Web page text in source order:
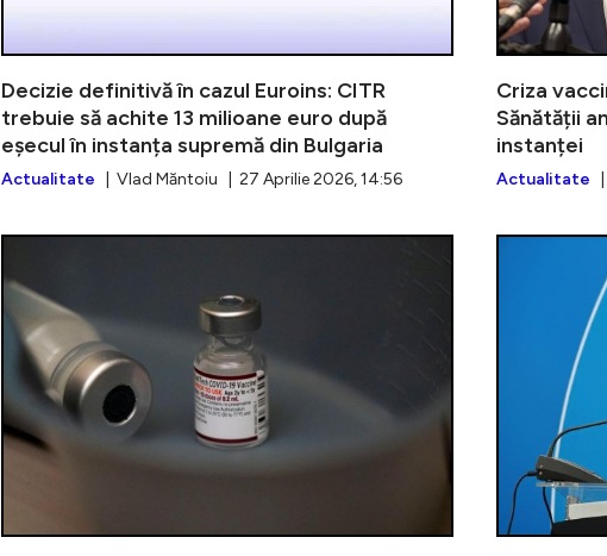
Decizie definitivă în cazul Euroins: CITR
trebuie să achite 13 milioane euro după
eșecul în instanța supremă din Bulgaria
Actualitate | Vlad Măntoiu | 27 Aprilie 2026, 14:56
Criza
Sănătății
instanței
Actualitate
Voiculescu: